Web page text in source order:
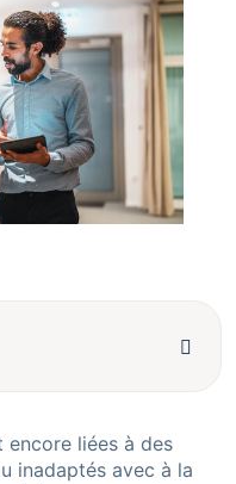
encore liées à des
inadaptés avec à la